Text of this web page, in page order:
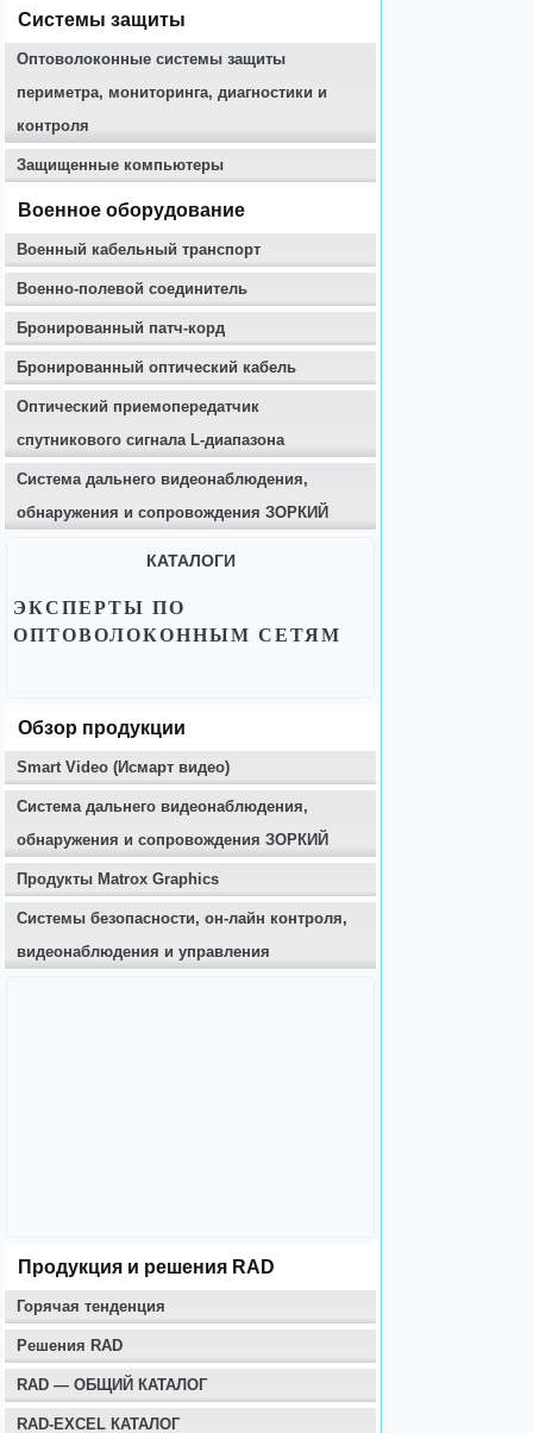
Системы защиты
Оптоволоконные системы защиты
периметра, мониторинга, диагностики и
контроля
Защищенные компьютеры
Военное оборудование
Военный кабельный транспорт
Военно-полевой соединитель
Бронированный патч-корд
Бронированный оптический кабель
Оптический приемопередатчик
спутникового сигнала L-диапазона
Система дальнего видеонаблюдения,
обнаружения и сопровождения ЗОРКИЙ
КАТАЛОГИ
ЭКСПЕРТЫ ПО
ОПТОВОЛОКОННЫМ СЕТЯМ
Обзор продукции
Smart Video (Исмарт видео)
Система дальнего видеонаблюдения,
обнаружения и сопровождения ЗОРКИЙ
Продукты Matrox Graphics
Системы безопасности, он-лайн контроля,
видеонаблюдения и управления
Продукция и решения RAD
Горячая тенденция
Решения RAD
RAD — ОБЩИЙ КАТАЛОГ
RAD-EXCEL КАТАЛОГ